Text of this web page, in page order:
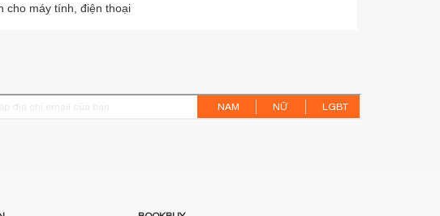
cho máy tính, điện thoại
NAM NỮ LGBT